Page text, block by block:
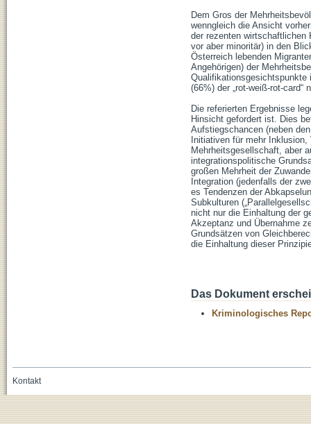
Dem Gros der
wenngleich die Ansicht
der rezenten wirtschaftlichen
vor aber minoritär) in den
Österreich lebenden
Angehörigen) der
Qualifikationsgesichtspunkte
(66%) der „rot-weiß-rot-card“
Die referierten Ergebnisse
Hinsicht gefordert ist. Dies
Aufstiegschancen (neben
Initiativen für mehr
Mehrheitsgesellschaft, aber
integrationspolitische
großen Mehrheit der
Integration (jedenfalls der
es Tendenzen der
Subkulturen
nicht nur die Einhaltung der
Akzeptanz und Übernahme
Grundsätzen von
die Einhaltung dieser
Das Dokument
Kriminologisches
Kontakt